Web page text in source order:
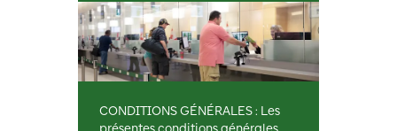
CONDITIONS GÉNÉRALES : Les